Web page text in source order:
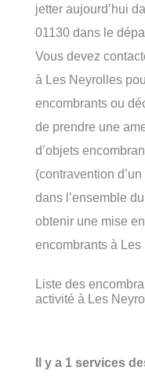
jetter aujourd’hui
01130 dans le
Vous devez
à Les Neyrolles
encombrants ou
de prendre une
d’objets
(contravention
dans l’ensemble
obtenir une mise
encombrants à
Liste des
activité à Les
Il y a 1 services